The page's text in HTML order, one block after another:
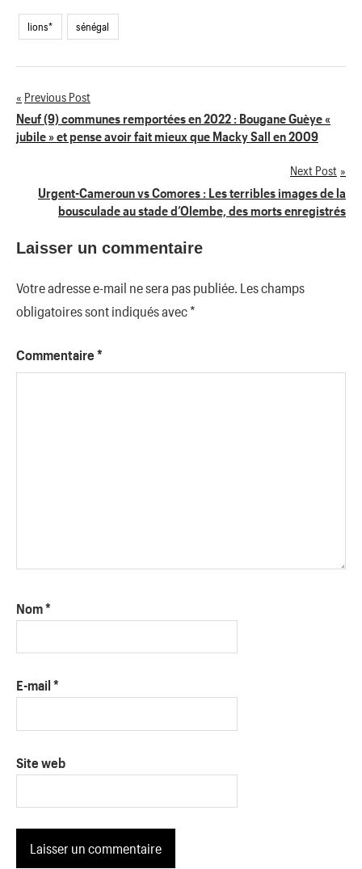
lions* sénégal
Navigation
de
Previous Post
Neuf (9) communes remportées en 2022 : Bougane Guèye «
jubile » et pense avoir fait mieux que Macky Sall en 2009
Next Post
Urgent-Cameroun vs Comores : Les terribles images de la
bousculade au stade d’Olembe, des morts enregistrés
Laisser un commentaire
Votre adresse e-mail ne sera pas publiée. Les champs
obligatoires sont indiqués avec*
Commentaire *
Nom*
E-mail *
Site web